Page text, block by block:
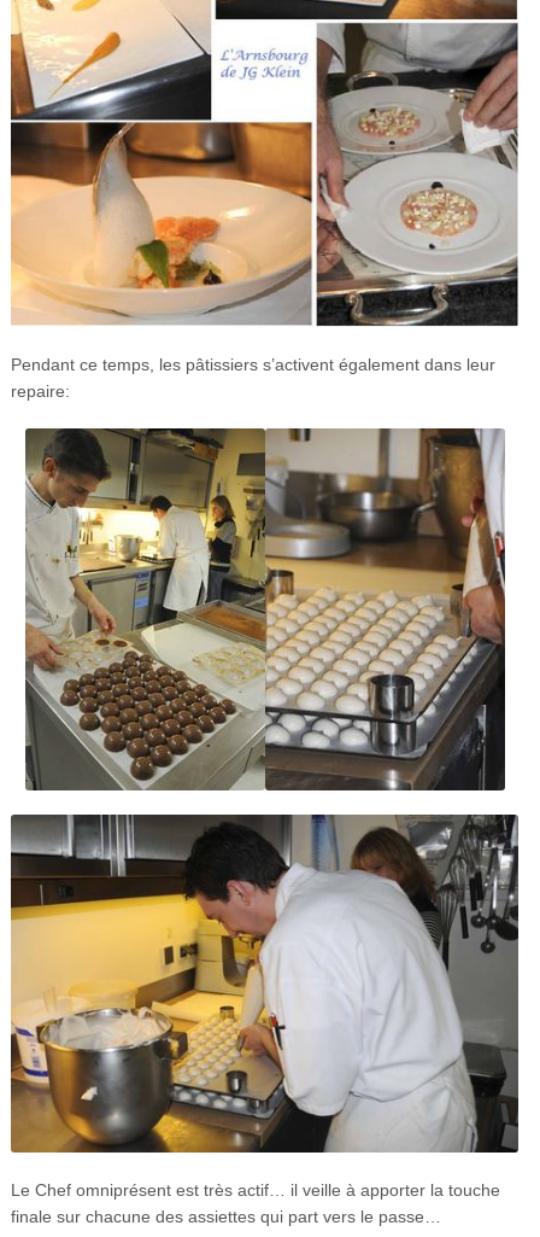
Pendant ce temps, les pâtissiers s’activent également dans leur
repaire:
Le Chef omniprésent est très actif… il veille à apporter la touche
finale sur chacune des assiettes qui part vers le passe…